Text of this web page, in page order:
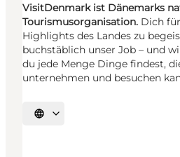
VisitDenmark ist Dänemarks
Tourismusorganisation. Dich
Highlights des Landes zu
buchstäblich unser Job – und
du jede Menge Dinge findest,
unternehmen und besuchen
Sprache auswählen